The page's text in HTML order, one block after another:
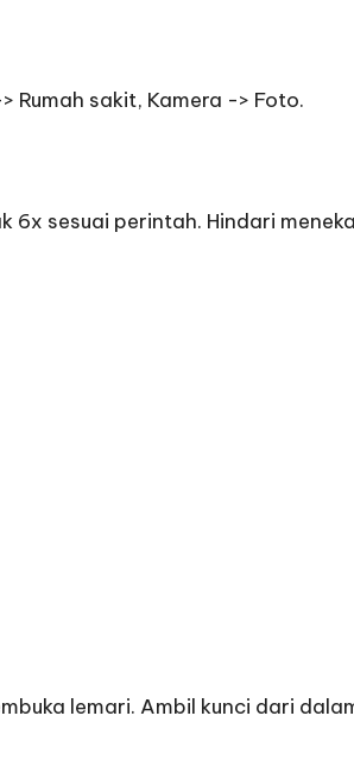
Rumah sakit, Kamera -> Foto.
6x sesuai perintah. Hindari
lemari. Ambil kunci dari